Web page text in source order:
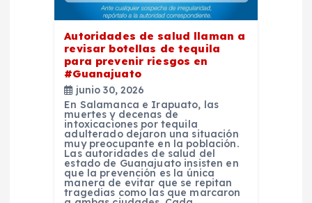
Autoridades de salud llaman a
revisar botellas de tequila
para prevenir riesgos en
#Guanajuato
junio 30, 2026
En Salamanca e Irapuato, las
muertes y decenas de
intoxicaciones por tequila
adulterado dejaron una situación
muy preocupante en la población.
Las autoridades de salud del
estado de Guanajuato insisten en
que la prevención es la única
manera de evitar que se repitan
tragedias como las que marcaron